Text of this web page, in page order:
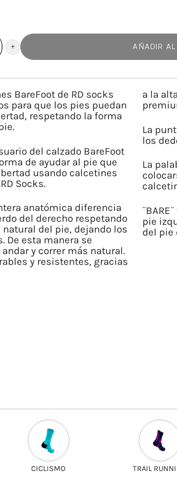
AÑADIR
BareFoot de RD socks
para que los pies puedan
respetando la forma
del calzado BareFoot
de ayudar al pie que
usando calcetines
Socks.
anatómica diferencia
del derecho respetando
natural del pie, dejando los
De esta manera se
y correr más natural.
y resistentes, gracias
a la
La
los
La
pie
del pie
CICLISMO TRAIL RUNNING